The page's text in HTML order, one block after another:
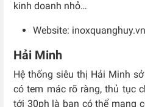
kinh doanh nhỏ…
Website: inoxquanghuy.vn
Hải Minh
Hệ thống siêu thị Hải Minh
có tem mác rõ ràng, thủ tục
tới 30ph là bạn có thể mang